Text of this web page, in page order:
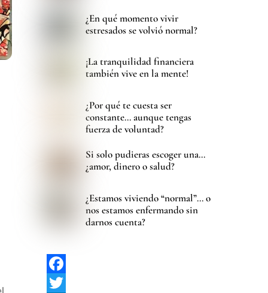
¿En qué momento vivir
estresados se volvió normal?
¡La tranquilidad financiera
también vive en la mente!
¿Por qué te cuesta ser
constante… aunque tengas
fuerza de voluntad?
Si solo pudieras escoger una…
¿amor, dinero o salud?
¿Estamos viviendo “normal”… o
nos estamos enfermando sin
darnos cuenta?
F